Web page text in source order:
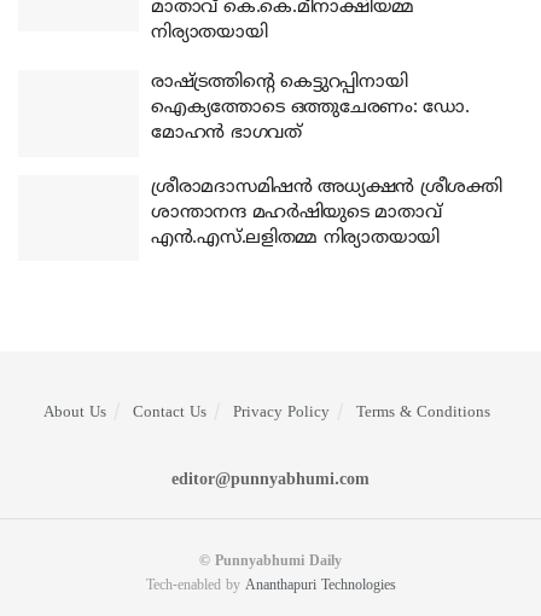
മാതാവ് കെ.കെ.മീനാക്ഷിയമ്മ
നിര്യാതയായി
രാഷ്ട്രത്തിന്റെ കെട്ടുറപ്പിനായി
ഐക്യത്തോടെ ഒത്തുചേരണം: ഡോ.
മോഹന്‍ ഭാഗവത്
ശ്രീരാമദാസമിഷന്‍ അധ്യക്ഷന്‍ ശ്രീശക്തി
ശാന്താനന്ദ മഹര്‍ഷിയുടെ മാതാവ്
എന്‍.എസ്.ലളിതമ്മ നിര്യാതയായി
About Us Contact Us Privacy Policy Terms & Conditions
editor@punnyabhumi.com
© Punnyabhumi Daily
Tech-enabled by Ananthapuri Technologies